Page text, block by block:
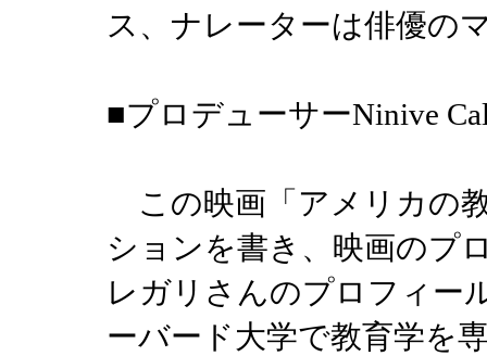
ス、ナレーターは俳優
■プロデューサーNinive
この映画「アメリカの
ションを書き、映画のプ
レガリさんのプロフィー
ーバード大学で教育学を